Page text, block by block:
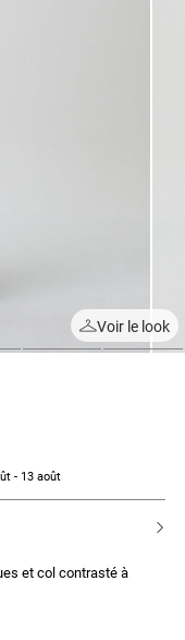
Voir le look
- 13 août
et col contrasté à